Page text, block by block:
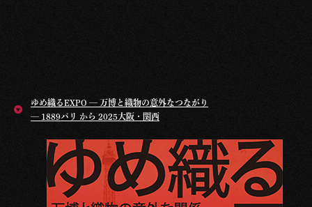
ゆめ織るEXPO — 万博と織物の意外なつながり
— 1889パリ から 2025大阪・関西